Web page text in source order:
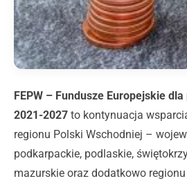
FEPW – Fundusze Europejskie
2021-2027 to kontynuacja
regionu Polski Wschodniej –
podkarpackie, podlaskie,
mazurskie oraz dodatkowo